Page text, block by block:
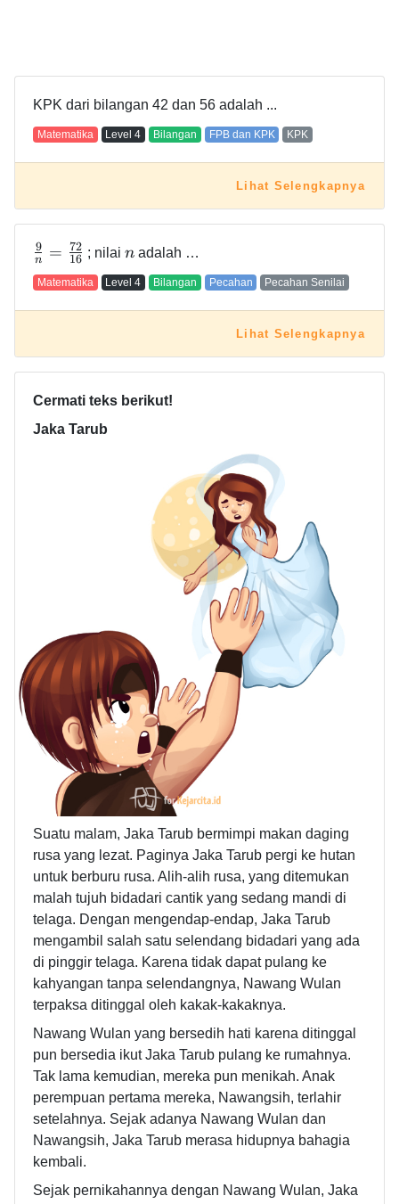
KPK dari bilangan 42 dan 56 adalah ...
Matematika Level 4 Bilangan FPB dan KPK KPK
Lihat Selengkapnya
n
9 = 16
72 ; nilai n adalah …
Matematika Level 4 Bilangan Pecahan Pecahan Senilai
Lihat Selengkapnya
Cermati teks berikut!
Jaka Tarub
Suatu malam, Jaka Tarub bermimpi makan daging
rusa yang lezat. Paginya Jaka Tarub pergi ke hutan
untuk berburu rusa. Alih-alih rusa, yang ditemukan
malah tujuh bidadari cantik yang sedang mandi di
telaga. Dengan mengendap-endap, Jaka Tarub
mengambil salah satu selendang bidadari yang ada
di pinggir telaga. Karena tidak dapat pulang ke
kahyangan tanpa selendangnya, Nawang Wulan
terpaksa ditinggal oleh kakak-kakaknya.
Nawang Wulan yang bersedih hati karena ditinggal
pun bersedia ikut Jaka Tarub pulang ke rumahnya.
Tak lama kemudian, mereka pun menikah. Anak
perempuan pertama mereka, Nawangsih, terlahir
setelahnya. Sejak adanya Nawang Wulan dan
Nawangsih, Jaka Tarub merasa hidupnya bahagia
kembali.
Sejak pernikahannya dengan Nawang Wulan, Jaka